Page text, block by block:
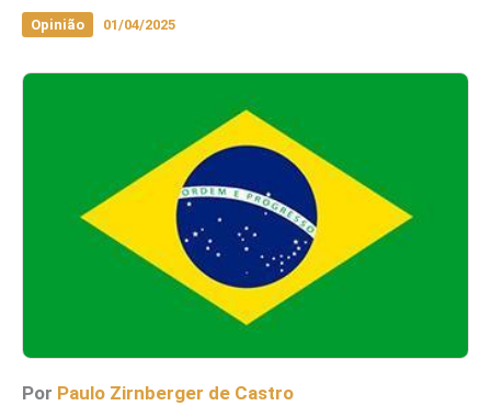
Opinião 01/04/2025
Por Paulo Zirnberger de Castro